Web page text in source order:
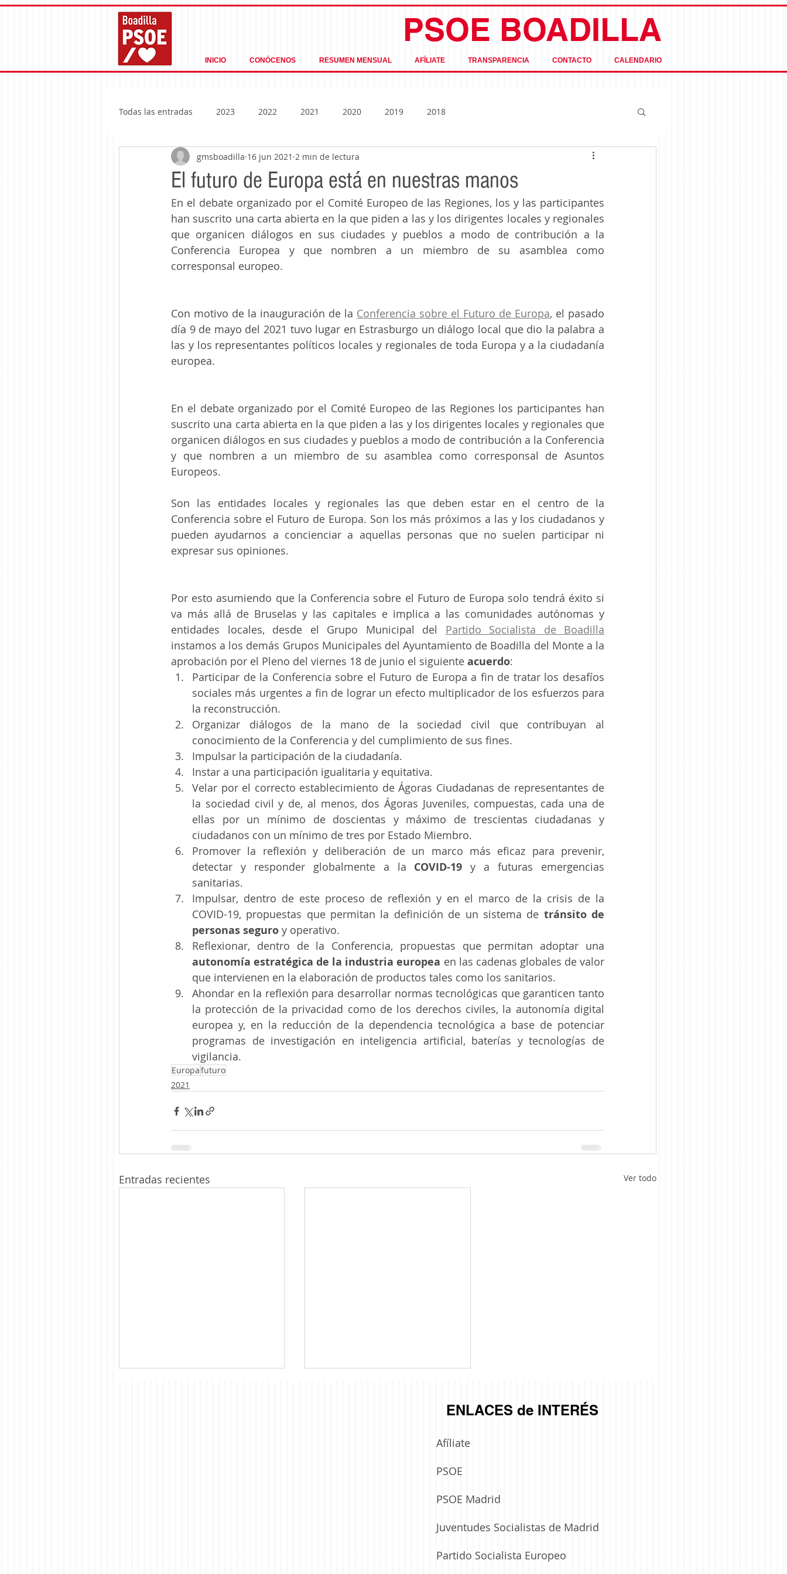
PSOE BOADILLA
INICIO CONÓCENOS RESUMEN MENSUAL AFÍLIATE TRANSPARENCIA CONTACTO CALENDARIO
Todas las entradas 2023 2022 2021 2020 2019 2018
El futuro de Europa está en nuestras manos
gmsboadilla 16 jun 2021 2 min de lectura
En el debate organizado por el Comité Europeo de las Regiones, los y las participantes
han suscrito una carta abierta en la que piden a las y los dirigentes locales y regionales
que organicen diálogos en sus ciudades y pueblos a modo de contribución a la
Conferencia Europea y que nombren a un miembro de su asamblea como
corresponsal europeo.
Con motivo de la inauguración de la Conferencia sobre el Futuro de Europa, el pasado
día 9 de mayo del 2021 tuvo lugar en Estrasburgo un diálogo local que dio la palabra a
las y los representantes políticos locales y regionales de toda Europa y a la ciudadanía
europea.
En el debate organizado por el Comité Europeo de las Regiones los participantes han
suscrito una carta abierta en la que piden a las y los dirigentes locales y regionales que
organicen diálogos en sus ciudades y pueblos a modo de contribución a la Conferencia
y que nombren a un miembro de su asamblea como corresponsal de Asuntos
Europeos.
Son las entidades locales y regionales las que deben estar en el centro de la
Conferencia sobre el Futuro de Europa. Son los más próximos a las y los ciudadanos y
pueden ayudarnos a concienciar a aquellas personas que no suelen participar ni
expresar sus opiniones.
Por esto asumiendo que la Conferencia sobre el Futuro de Europa solo tendrá éxito si
va más allá de Bruselas y las capitales e implica a las comunidades autónomas y
entidades locales, desde el Grupo Municipal del Partido Socialista de Boadilla
instamos a los demás Grupos Municipales del Ayuntamiento de Boadilla del Monte a la
aprobación por el Pleno del viernes 18 de junio el siguiente acuerdo:
Participar de la Conferencia sobre el Futuro de Europa a fin de tratar los desafíos
sociales más urgentes a fin de lograr un efecto multiplicador de los esfuerzos para
la reconstrucción.
Organizar diálogos de la mano de la sociedad civil que contribuyan al
conocimiento de la Conferencia y del cumplimiento de sus fines.
Impulsar la participación de la ciudadanía.
Instar a una participación igualitaria y equitativa.
Velar por el correcto establecimiento de Ágoras Ciudadanas de representantes de
la sociedad civil y de, al menos, dos Ágoras Juveniles, compuestas, cada una de
ellas por un mínimo de doscientas y máximo de trescientas ciudadanas y
ciudadanos con un mínimo de tres por Estado Miembro.
Promover la reflexión y deliberación de un marco más eficaz para prevenir,
detectar y responder globalmente a la COVID-19 y a futuras emergencias
sanitarias.
Impulsar, dentro de este proceso de reflexión y en el marco de la crisis de la
COVID-19, propuestas que permitan la definición de un sistema de tránsito de
personas seguro y operativo.
Reflexionar, dentro de la Conferencia, propuestas que permitan adoptar una
autonomía estratégica de la industria europea en las cadenas globales de valor
que intervienen en la elaboración de productos tales como los sanitarios.
Ahondar en la reflexión para desarrollar normas tecnológicas que garanticen tanto
la protección de la privacidad como de los derechos civiles, la autonomía digital
europea y, en la reducción de la dependencia tecnológica a base de potenciar
programas de investigación en inteligencia artificial, baterías y tecnologías de
vigilancia.
Europafuturo
2021
Entradas recientes Ver todo
ENLACES de INTERÉS
Afíliate
PSOE
PSOE Madrid
Juventudes Socialistas de Madrid
Partido Socialista Europeo